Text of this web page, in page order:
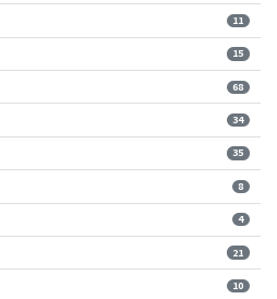
11
15
68
34
35
8
4
21
10